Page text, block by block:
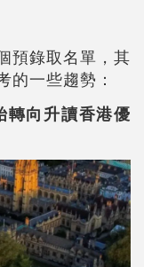
預錄取名單，其
的一些趨勢：
轉向升讀香港優